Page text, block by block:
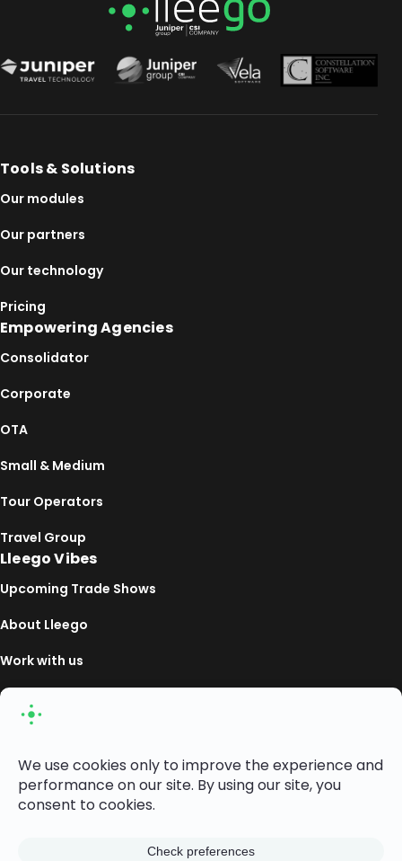
Tools & Solutions
Our modules
Our partners
Our technology
Pricing
Empowering Agencies
Consolidator
Corporate
OTA
Small & Medium
Tour Operators
Travel Group
Lleego Vibes
Upcoming Trade Shows
About Lleego
Work with us
Linkedin
Copyright ©2026— Lleego Travel Market